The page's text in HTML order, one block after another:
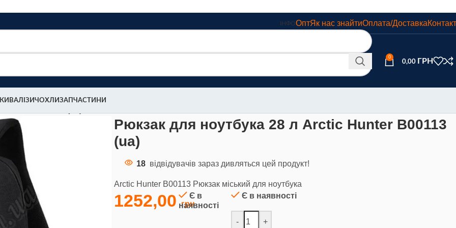
ІНФО Оплата/Доставка
Як нас знайти
Опт
0
0,00
ВАЛІЗИЧОХЛИЗАПЧАСТИНИ
Рюкзак для ноутбука 28 л Arctic Hunter В00113
(ua)
18 відвідувачів зараз дивляться цей продукт!
Arctic Hunter В00113 Рюкзак міський для ноутбука
1252,00
Є в
наявності
Є в наявності
- +